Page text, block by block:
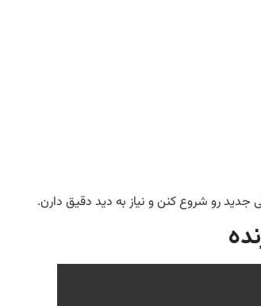
رو شروع کنن و نیاز به دید دقیق دارن.